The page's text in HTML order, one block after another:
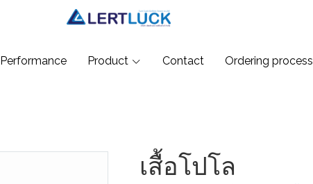
Performance Product Contact Ordering process
เสื้อโปโล